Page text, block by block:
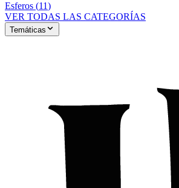
Esferos (11)
VER TODAS LAS CATEGORÍAS
Temáticas